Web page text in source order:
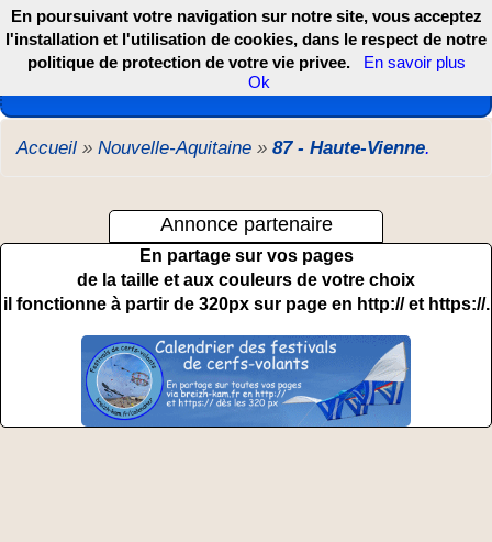
Les webcams de France, DOM TOM et COM
Accueil » Nouvelle-Aquitaine » 87 - Haute-Vienne.
Annonce partenaire
En partage sur vos pages
de la taille et aux couleurs de votre choix
il fonctionne à partir de 320px sur page en http:// et https://.
En poursuivant votre navigation sur notre site, vous acceptez
l'installation et l'utilisation de cookies, dans le respect de notre
politique de protection de votre vie privee.
En savoir plus
Ok